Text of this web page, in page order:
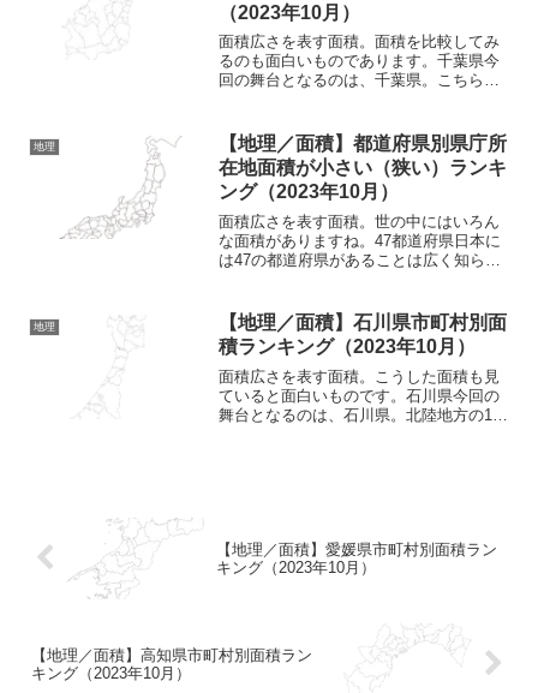
（2023年10月）
面積広さを表す面積。面積を比較してみ
るのも面白いものであります。千葉県今
回の舞台となるのは、千葉県。こちらが
県となっており、北側に茨城県、西側に
埼玉県と東京都と接してい...
地理
【地理／面積】都道府県別県庁所
在地面積が小さい（狭い）ランキ
ング（2023年10月）
面積広さを表す面積。世の中にはいろん
な面積がありますね。47都道府県日本に
は47の都道府県があることは広く知られ
すね。それぞれの都道府県ごとに特色が
あり、それがまた魅力...
地理
【地理／面積】石川県市町村別面
積ランキング（2023年10月）
面積広さを表す面積。こうした面積も見
ていると面白いものです。石川県今回の
舞台となるのは、石川県。北陸地方の1つ
【地理／面積】愛媛県市町村別面積ラン
キング（2023年10月）
【地理／面積】高知県市町村別面積ラン
キング（2023年10月）